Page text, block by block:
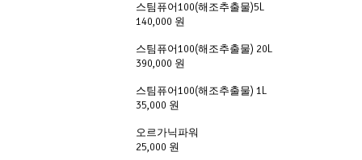
스팀퓨어100(해조추출물)5L
140,000 원
스팀퓨어100(해조추출물) 20L
390,000 원
스팀퓨어100(해조추출물) 1L
35,000 원
오르가닉파워
25,000 원